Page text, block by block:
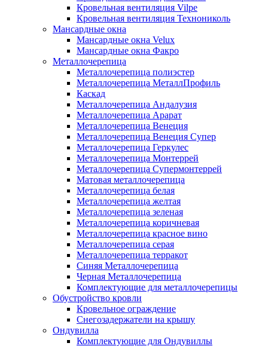
Кровельная вентиляция Vilpe
Кровельная вентиляция Технониколь
Мансардные окна
Мансардные окна Velux
Мансардные окна Факро
Металлочерепица
Металлочерепица полиэстер
Металлочерепица МеталлПрофиль
Каскад
Металлочерепица Андалузия
Металлочерепица Арарат
Металлочерепица Венеция
Металлочерепица Венеция Супер
Металлочерепица Геркулес
Металлочерепица Монтеррей
Металлочерепица Супермонтеррей
Матовая металлочерепица
Металлочерепица белая
Металлочерепица желтая
Металлочерепица зеленая
Металлочерепица коричневая
Металлочерепица красное вино
Металлочерепица серая
Металлочерепица терракот
Синяя Металлочерепица
Черная Металлочерепица
Комплектующие для металлочерепицы
Обустройство кровли
Кровельное ограждение
Снегозадержатели на крышу
Ондувилла
Комплектующие для Ондувиллы